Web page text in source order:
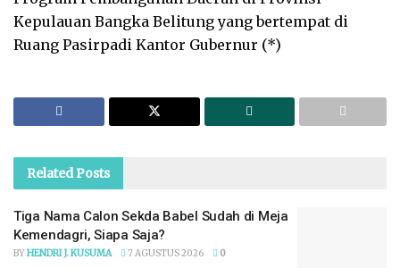
Kepulauan Bangka Belitung yang bertempat di
Ruang Pasirpadi Kantor Gubernur (*)
RelatedPosts
Tiga Nama Calon Sekda Babel Sudah di Meja
Kemendagri, Siapa Saja?
BYHENDRI J. KUSUMA 7 AGUSTUS 2026 0